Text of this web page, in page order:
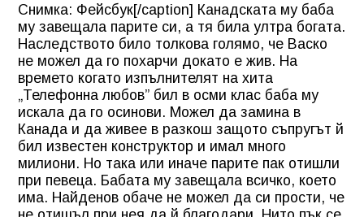
Снимка: Фейсбук[/caption] Канадската му баба
му завещала парите си, а тя била ултра богата.
Наследството било толкова голямо, че Васко
не можел да го похарчи докато е жив. На
времето когато изпълнителят на хита
„Телефонна любов” бил в осми клас баба му
искала да го осинови. Можел да замина в
Канада и да живее в разкош защото съпругът й
бил известен конструктор и имал много
милиони. Но така или иначе парите пак отишли
при певеца. Бабата му завещала всичко, което
има. Найденов обаче не можел да си прости, че